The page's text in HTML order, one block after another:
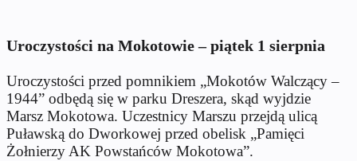
Uroczystości na Mokotowie – piątek 1 sierpnia
Uroczystości przed pomnikiem „Mokotów Walczący –
1944” odbędą się w parku Dreszera, skąd wyjdzie
Marsz Mokotowa. Uczestnicy Marszu przejdą ulicą
Puławską do Dworkowej przed obelisk „Pamięci
Żołnierzy AK Powstańców Mokotowa”.